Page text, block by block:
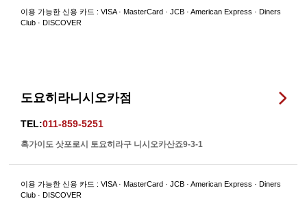
이용 가능한 신용 카드 : VISA · MasterCard · JCB · American Express · Diners
Club · DISCOVER
도요히라니시오카점
TEL:011-859-5251
혹가이도 삿포로시 토요히라구 니시오카산죠9-3-1
이용 가능한 신용 카드 : VISA · MasterCard · JCB · American Express · Diners
Club · DISCOVER